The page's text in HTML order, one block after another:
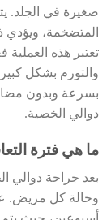
صغيرة في الجلد.
المتضخمة، ويؤدي
تعتبر هذه العملية
والتورم بشكل
بسرعة وبدون
دوالي الخصية.
ما هي فترة
بعد جراحة دوالي